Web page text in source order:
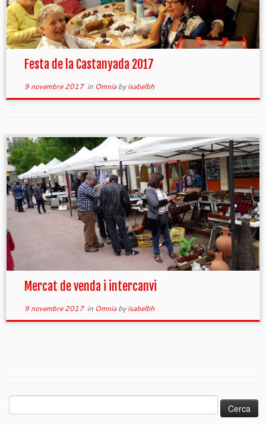
Festa de la Castanyada 2017
9 novembre 2017in Omniabyisabelbh
Mercat de venda i intercanvi
9 novembre 2017in Omniabyisabelbh